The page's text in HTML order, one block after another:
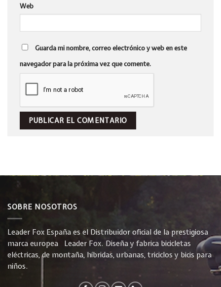
Web
Guarda mi nombre, correo electrónico y web en este
navegador para la próxima vez que comente.
SOBRE NOSOTROS
Leader Fox España es el Distribuidor oficial de la prestigiosa
marca europea Leader Fox. Diseña y fabrica bicicletas
eléctricas, de montaña, híbridas, urbanas, triciclos y bicis para
niños.